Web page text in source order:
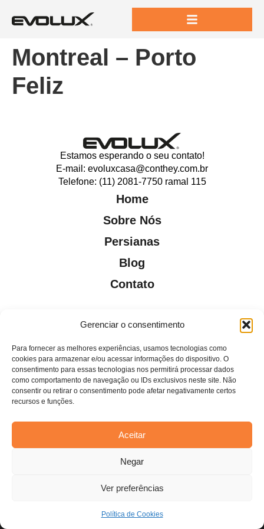
Gerenciar o consentimento
Para fornecer as melhores experiências, usamos tecnologias como
cookies para armazenar e/ou acessar informações do dispositivo. O
consentimento para essas tecnologias nos permitirá processar dados
como comportamento de navegação ou IDs exclusivos neste site. Não
consentir ou retirar o consentimento pode afetar negativamente certos
recursos e funções.
Aceitar
Negar
Ver preferências
Política de Cookies
Montreal – Porto
Feliz
Estamos esperando o seu contato!
E-mail: evoluxcasa@conthey.com.br
Telefone: (11) 2081-7750 ramal 115
Home
Sobre Nós
Persianas
Blog
Contato
Todos os direitos reservados. Anfi Lab Marketing
Estamos usando cookies para oferecer a você a melhor
configurações.